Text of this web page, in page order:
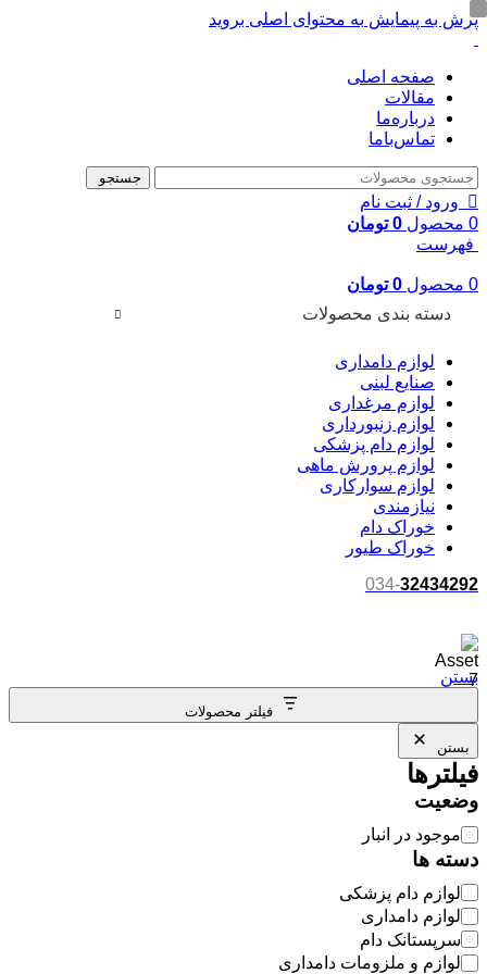
پرش به پیمایش به محتوای اصلی بروید
صفحه اصلی
مقالات
درباره‌ما
تماس‌با‌ما
جستجو
ورود / ثبت نام
0 محصول 0 تومان
فهرست
0 محصول 0 تومان
دسته بندی محصولات
لوازم دامداری
صنایع لبنی
لوازم مرغداری
لوازم زنبورداری
لوازم دام پزشکی
لوازم پرورش ماهی
لوازم سوارکاری
نیازمندی
خوراک دام
خوراک طیور
034-32434292
بستن
فیلتر محصولات
بستن
فیلترها
وضعیت
موجود در انبار
دسته ها
لوازم دام پزشکی
لوازم دامداری
سرپستانک دام
لوازم و ملزومات دامداری